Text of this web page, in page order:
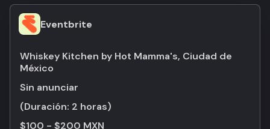
Eventbrite
Whiskey Kitchen by Hot Mamma's, Ciudad de
México
Sin anunciar
(Duración: 2 horas)
$100 - $200 MXN